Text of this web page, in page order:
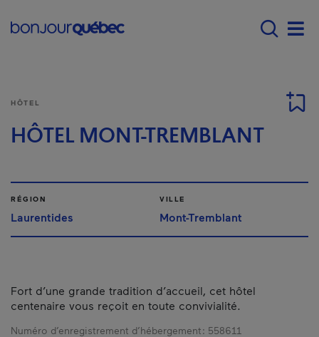
Main navigation -
HÔTEL
HÔTEL MONT-TREMBLANT
RÉGION
Laurentides
VILLE
Mont-Tremblant
Fort d’une grande tradition d’accueil, cet hôtel
centenaire vous reçoit en toute convivialité.
Numéro d’enregistrement d’hébergement : 558611